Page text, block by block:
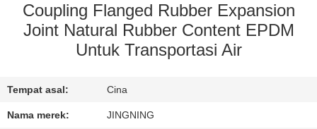
TUR
KONTROL
KUALITAS
Coupling Flanged Rubber Expansion
Joint Natural Rubber Content EPDM
Untuk Transportasi Air
Tempat asal: Cina
Nama merek: JINGNING